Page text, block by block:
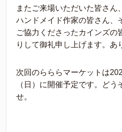
またご来場いただいた皆さん
ハンドメイド作家の皆さん、
ご協力くださったカインズの
りして御礼申し上げます。あ
次回のらららマーケットは
（日）に開催予定です。どう
せ。